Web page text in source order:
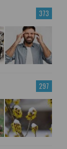
373
297